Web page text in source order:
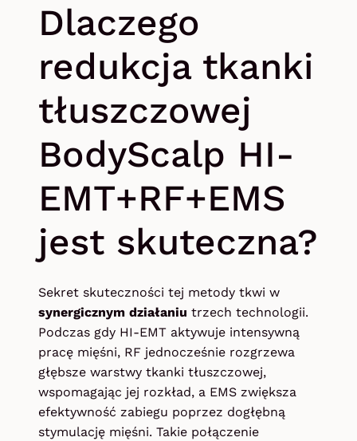
Dlaczego
redukcja tkanki
tłuszczowej
BodyScalp HI-
EMT+RF+EMS
jest skuteczna?
Sekret skuteczności tej metody tkwi w
synergicznym działaniu trzech technologii.
Podczas gdy HI-EMT aktywuje intensywną
pracę mięśni, RF jednocześnie rozgrzewa
głębsze warstwy tkanki tłuszczowej,
wspomagając jej rozkład, a EMS zwiększa
efektywność zabiegu poprzez dogłębną
stymulację mięśni. Takie połączenie